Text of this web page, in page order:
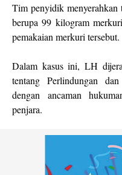
Tim penyidik
berupa 99 kilogram
pemakaian merkuri tersebut.
Dalam kasus ini, LH
tentang Perlindungan
dengan ancaman
penjara.